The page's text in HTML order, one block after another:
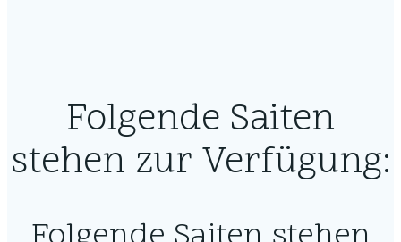
Folgende Saiten
stehen zur Verfügung: